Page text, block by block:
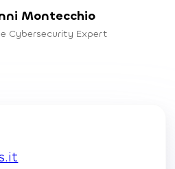
Montecchio
e Cybersecurity Expert